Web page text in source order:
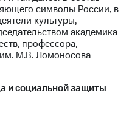
символы России, в
культуры,
академика
профессора,
М.В. Ломоносова
и социальной защиты